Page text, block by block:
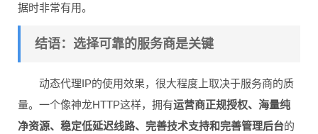
据时非常有用。
结语：选择可靠的服务商是关键
动态代理IP的使用效果，很大程度上取决于服务商的质
量。一个像神龙HTTP这样，拥有运营商正规授权、海量纯
净资源、稳定低延迟线路、完善技术支持和完善管理后台的